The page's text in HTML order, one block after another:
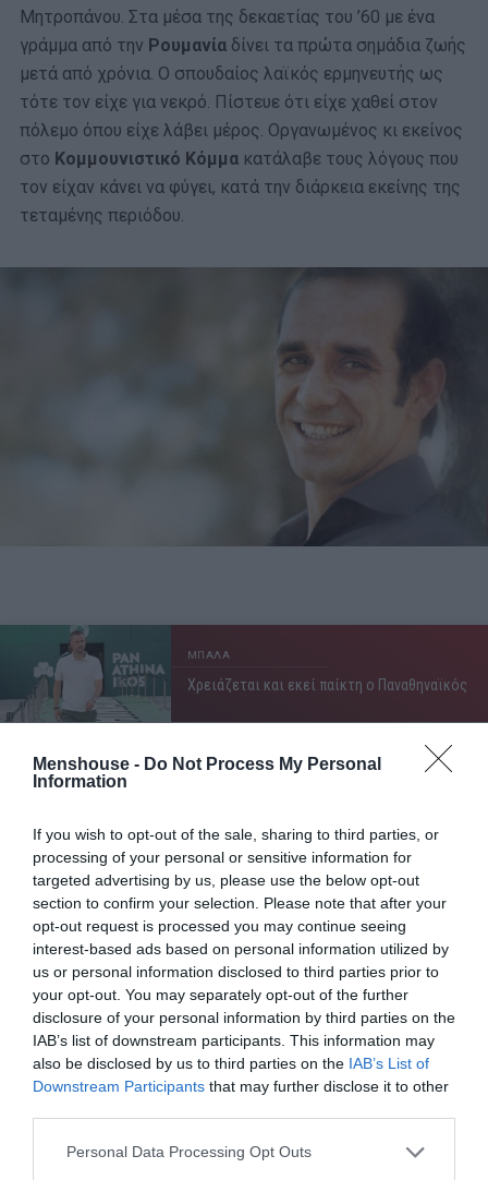
Menshouse - Do Not Process My Personal
Information
If you wish to opt-out of the sale, sharing to third parties, or
processing of your personal or sensitive information for
targeted advertising by us, please use the below opt-out
section to confirm your selection. Please note that after your
opt-out request is processed you may continue seeing
interest-based ads based on personal information utilized by
us or personal information disclosed to third parties prior to
your opt-out. You may separately opt-out of the further
disclosure of your personal information by third parties on the
IAB’s list of downstream participants. This information may
also be disclosed by us to third parties on the IAB’s List of
Downstream Participants that may further disclose it to other
Personal Data Processing Opt Outs
Μητροπάνου. Στα μέσα της δεκαετίας του ’60 με ένα
γράμμα από την Ρουμανία δίνει τα πρώτα σημάδια ζωής
μετά από χρόνια. Ο σπουδαίος λαϊκός ερμηνευτής ως
τότε τον είχε για νεκρό. Πίστευε ότι είχε χαθεί στον
πόλεμο όπου είχε λάβει μέρος. Οργανωμένος κι εκείνος
στο Κομμουνιστικό Κόμμα κατάλαβε τους λόγους που
τον είχαν κάνει να φύγει, κατά την διάρκεια εκείνης της
τεταμένης περιόδου.
ΜΠΑΛΑ
Χρειάζεται και εκεί παίκτη ο Παναθηναϊκός
Περίπου εκείνο το διάστημα ήταν που ο –τότε- νεαρός
που έπιανε δεξιά κι αριστερά προκειμένου να
συνεισφέρει στο πενιχρό οικογενειακό εισόδημα για να
βοηθήσει την μητέρα τουνα επιβιώσειμέσα σε αυτές
τις συνθήκες.
Πρώτα οΑπόστολος Καλαδάρας και στη συνέχεια ο
Γρηγόρης Μπιθικώτσηςήταν που του συνέστησαν να
ασχοληθεί με το τραγούδι, αλλά ήταν ένας άλλος
μεγάλος του χώρου της ελληνικής μουσικής που τον
έβγαλαν στο… κλαρί! Ο Γιώργος Ζαμπέταςτον οποίο
γνώρισε μέσω τουΤάκη Λαμπρόπουλουστην εταιρεία
«Columbia». Θα δουλέψει στο πλευρό του στα